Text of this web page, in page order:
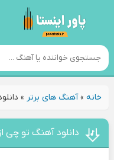
خانه»آهنگ های برتر »
دانلود آهنگ تو چی